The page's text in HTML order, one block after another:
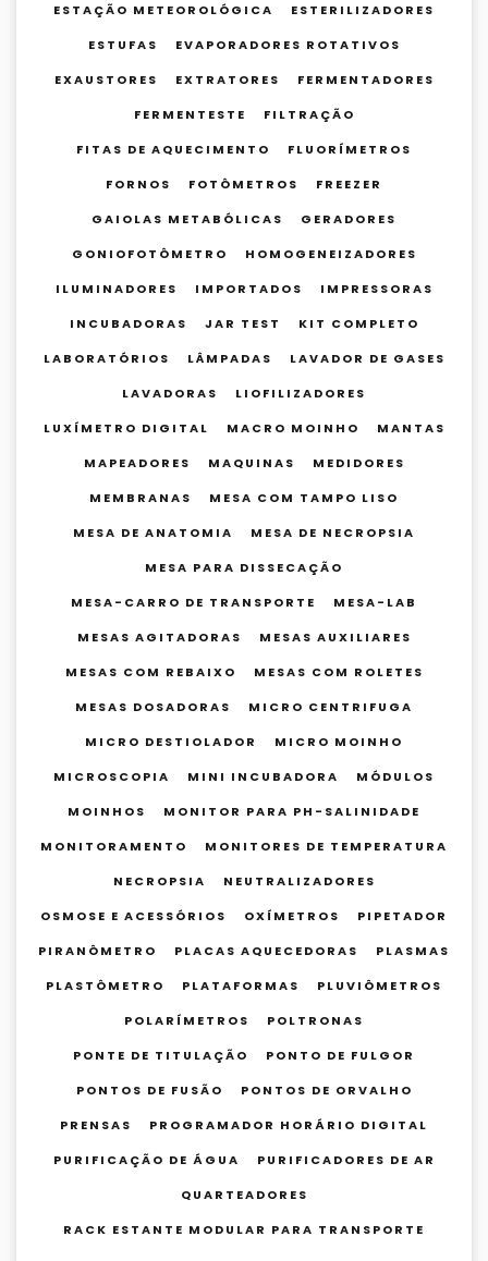
ESTAÇÃO METEOROLÓGICA ESTERILIZADORES
ESTUFAS EVAPORADORES ROTATIVOS
EXAUSTORES EXTRATORES FERMENTADORES
FERMENTESTE FILTRAÇÃO
FITAS DE AQUECIMENTO FLUORÍMETROS
FORNOS FOTÔMETROS FREEZER
GAIOLAS METABÓLICAS GERADORES
GONIOFOTÔMETRO HOMOGENEIZADORES
ILUMINADORES IMPORTADOS IMPRESSORAS
INCUBADORAS JAR TEST KIT COMPLETO
LABORATÓRIOS LÂMPADAS LAVADOR DE GASES
LAVADORAS LIOFILIZADORES
LUXÍMETRO DIGITAL MACRO MOINHO MANTAS
MAPEADORES MAQUINAS MEDIDORES
MEMBRANAS MESA COM TAMPO LISO
MESA DE ANATOMIA MESA DE NECROPSIA
MESA PARA DISSECAÇÃO
MESA-CARRO DE TRANSPORTE MESA-LAB
MESAS AGITADORAS MESAS AUXILIARES
MESAS COM REBAIXO MESAS COM ROLETES
MESAS DOSADORAS MICRO CENTRIFUGA
MICRO DESTIOLADOR MICRO MOINHO
MICROSCOPIA MINI INCUBADORA MÓDULOS
MOINHOS MONITOR PARA PH-SALINIDADE
MONITORAMENTO MONITORES DE TEMPERATURA
NECROPSIA NEUTRALIZADORES
OSMOSE E ACESSÓRIOS OXÍMETROS PIPETADOR
PIRANÔMETRO PLACAS AQUECEDORAS PLASMAS
PLASTÔMETRO PLATAFORMAS PLUVIÔMETROS
POLARÍMETROS POLTRONAS
PONTE DE TITULAÇÃO PONTO DE FULGOR
PONTOS DE FUSÃO PONTOS DE ORVALHO
PRENSAS PROGRAMADOR HORÁRIO DIGITAL
PURIFICAÇÃO DE ÁGUA PURIFICADORES DE AR
QUARTEADORES
RACK ESTANTE MODULAR PARA TRANSPORTE